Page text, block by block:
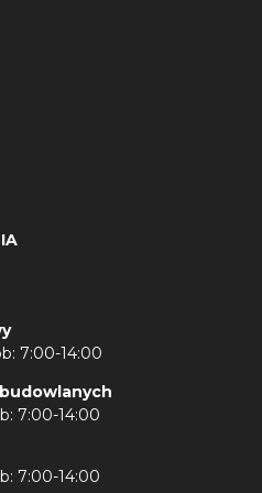
7:00-14:00
7:00-14:00
7:00-14:00